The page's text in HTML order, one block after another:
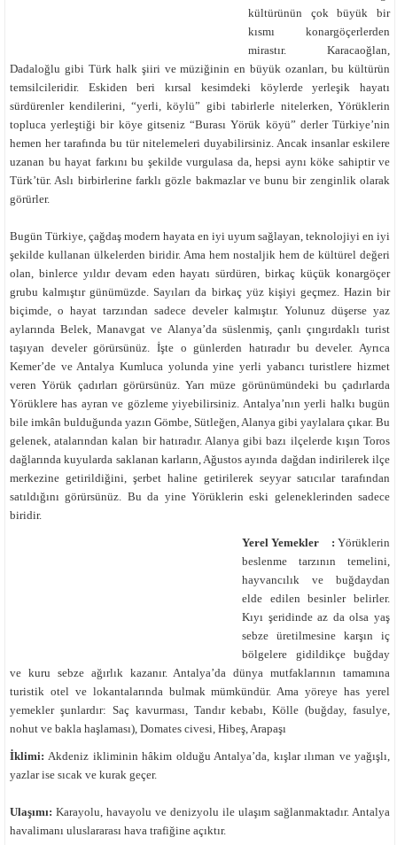
kültürünün çok büyük bir
kısmı konargöçerlerden
mirastır. Karacaoğlan,
Dadaloğlu gibi Türk halk şiiri ve müziğinin en büyük ozanları, bu kültürün
temsilcileridir. Eskiden beri kırsal kesimdeki köylerde yerleşik hayatı
sürdürenler kendilerini, “yerli, köylü” gibi tabirlerle nitelerken, Yörüklerin
topluca yerleştiği bir köye gitseniz “Burası Yörük köyü” derler Türkiye’nin
hemen her tarafında bu tür nitelemeleri duyabilirsiniz. Ancak insanlar eskilere
uzanan bu hayat farkını bu şekilde vurgulasa da, hepsi aynı köke sahiptir ve
Türk’tür. Aslı birbirlerine farklı gözle bakmazlar ve bunu bir zenginlik olarak
görürler.
Bugün Türkiye, çağdaş modern hayata en iyi uyum sağlayan, teknolojiyi en iyi
şekilde kullanan ülkelerden biridir. Ama hem nostaljik hem de kültürel değeri
olan, binlerce yıldır devam eden hayatı sürdüren, birkaç küçük konargöçer
grubu kalmıştır günümüzde. Sayıları da birkaç yüz kişiyi geçmez. Hazin bir
biçimde, o hayat tarzından sadece develer kalmıştır. Yolunuz düşerse yaz
aylarında Belek, Manavgat ve Alanya’da süslenmiş, çanlı çıngırdaklı turist
taşıyan develer görürsünüz. İşte o günlerden hatıradır bu develer. Ayrıca
Kemer’de ve Antalya Kumluca yolunda yine yerli yabancı turistlere hizmet
veren Yörük çadırları görürsünüz. Yarı müze görünümündeki bu çadırlarda
Yörüklere has ayran ve gözleme yiyebilirsiniz. Antalya’nın yerli halkı bugün
bile imkân bulduğunda yazın Gömbe, Sütleğen, Alanya gibi yaylalara çıkar. Bu
gelenek, atalarından kalan bir hatıradır. Alanya gibi bazı ilçelerde kışın Toros
dağlarında kuyularda saklanan karların, Ağustos ayında dağdan indirilerek ilçe
merkezine getirildiğini, şerbet haline getirilerek seyyar satıcılar tarafından
satıldığını görürsünüz. Bu da yine Yörüklerin eski geleneklerinden sadece
biridir.
Yerel Yemekler : Yörüklerin
beslenme tarzının temelini,
hayvancılık ve buğdaydan
elde edilen besinler belirler.
Kıyı şeridinde az da olsa yaş
sebze üretilmesine karşın iç
bölgelere gidildikçe buğday
ve kuru sebze ağırlık kazanır. Antalya’da dünya mutfaklarının tamamına
turistik otel ve lokantalarında bulmak mümkündür. Ama yöreye has yerel
yemekler şunlardır: Saç kavurması, Tandır kebabı, Kölle (buğday, fasulye,
nohut ve bakla haşlaması), Domates civesi, Hibeş, Arapaşı
İklimi:Akdeniz ikliminin hâkim olduğu Antalya’da, kışlar ılıman ve yağışlı,
yazlar ise sıcak ve kurak geçer.
Ulaşımı: Karayolu, havayolu ve denizyolu ile ulaşım sağlanmaktadır. Antalya
havalimanı uluslararası hava trafiğine açıktır.